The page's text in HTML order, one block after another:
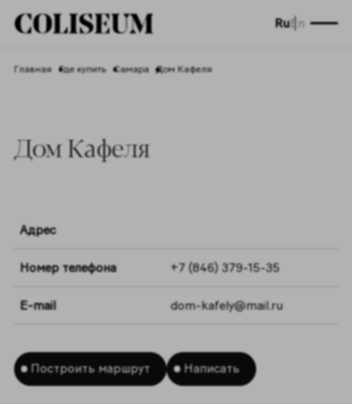
RuEn
Главная Где купить Самара Дом Кафеля
Дом Кафеля
Адрес
Номер телефона +7 (846) 379-15-35
E-mail dom-kafely@mail.ru
Построить маршрут Написать